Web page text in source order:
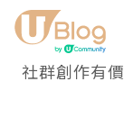
社群創作有